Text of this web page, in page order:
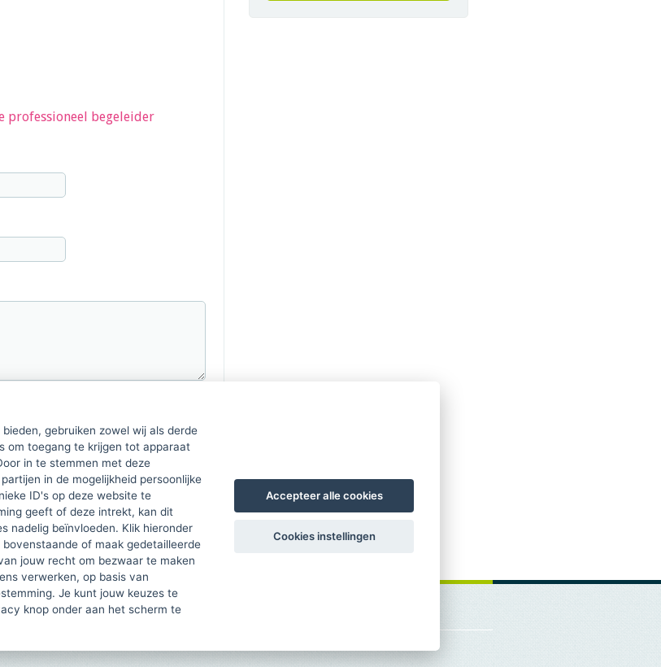
professioneel begeleider
gebruiken zowel wij als derde
om toegang te krijgen tot apparaat
in te stemmen met deze
in de mogelijkheid persoonlijke
ID's op deze website te
geeft of deze intrekt, kan dit
nadelig beïnvloeden. Klik hieronder
of maak gedetailleerde
jouw recht om bezwaar te maken
verwerken, op basis van
Je kunt jouw keuzes te
knop onder aan het scherm te
Accepteer alle cookies
Cookies instellingen